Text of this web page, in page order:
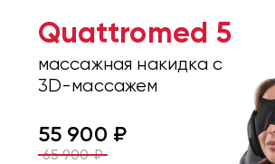
Quattromed 5
массажная накидка с
3D-массажем
55 900 ₽
65 900₽